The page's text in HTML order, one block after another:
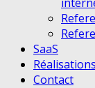
SaaS
Réalisations
Contact